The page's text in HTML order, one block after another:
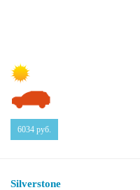
6034 руб.
Silverstone